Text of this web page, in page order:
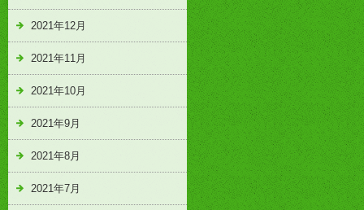
2021年12月
2021年11月
2021年10月
2021年9月
2021年8月
2021年7月